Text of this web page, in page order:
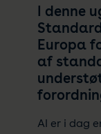
I denne
Europa
af
AI er i dag